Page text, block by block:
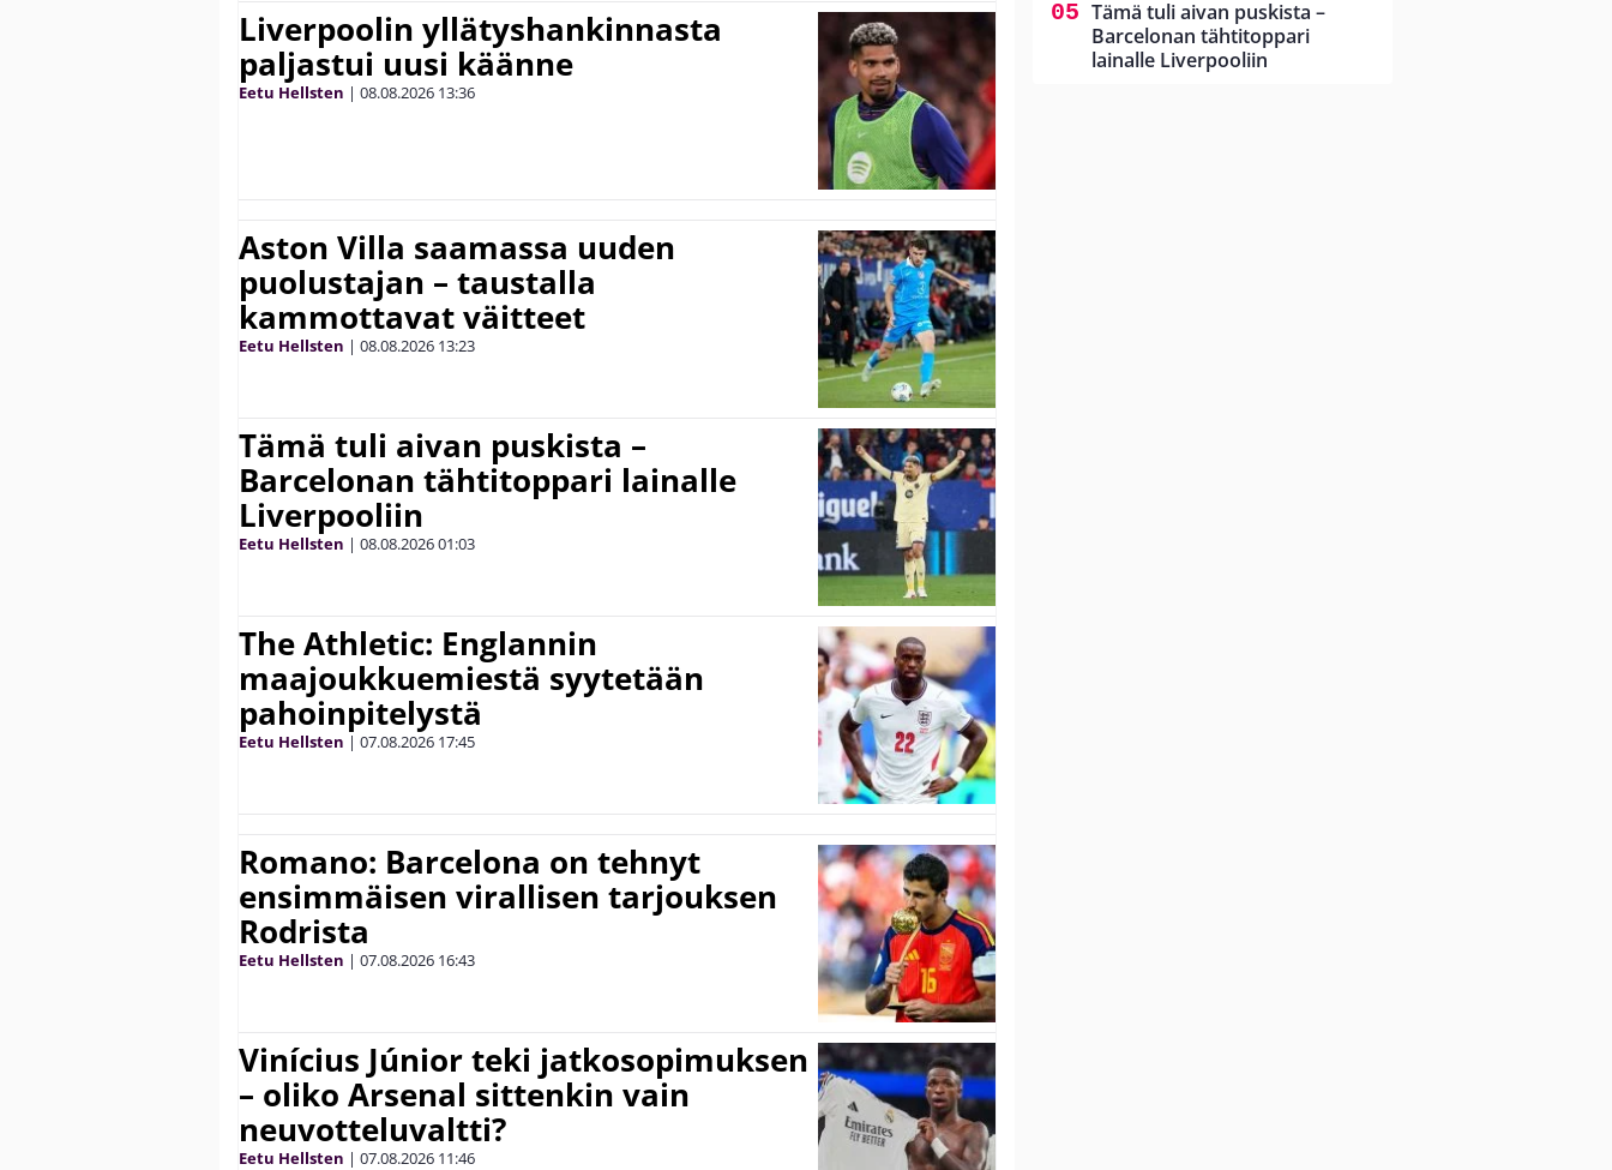
Liverpoolin yllätyshankinnasta
paljastui uusi käänne
Eetu Hellsten | 08.08.2026 13:36
Aston Villa saamassa uuden
puolustajan – taustalla
kammottavat väitteet
Eetu Hellsten | 08.08.2026 13:23
Tämä tuli aivan puskista –
Barcelonan tähtitoppari lainalle
Liverpooliin
Eetu Hellsten | 08.08.202601:03
The Athletic: Englannin
maajoukkuemiestä syytetään
pahoinpitelystä
Eetu Hellsten | 07.08.2026 17:45
Romano: Barcelona on tehnyt
ensimmäisen virallisen tarjouksen
Rodrista
Eetu Hellsten | 07.08.2026 16:43
Vinícius Júnior teki jatkosopimuksen
– oliko Arsenal sittenkin vain
neuvotteluvaltti?
Eetu Hellsten | 07.08.2026 11:46
Tämä tuli aivan puskista –
Barcelonan tähtitoppari
lainalle Liverpooliin